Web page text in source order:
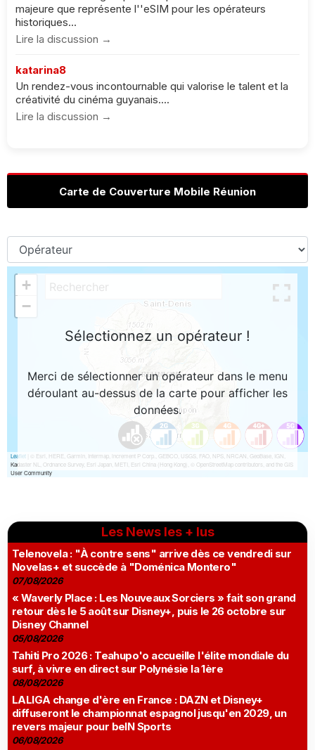
majeure que représente l''eSIM pour les opérateurs
historiques...
Lire la discussion →
katarina8
Un rendez-vous incontournable qui valorise le talent et la
créativité du cinéma guyanais....
Lire la discussion →
Carte de Couverture Mobile Réunion
Les News les + lus
Telenovela : "À contre sens" arrive dès ce vendredi sur
Novelas+ et succède à "Doménica Montero"
07/08/2026
« Waverly Place : Les Nouveaux Sorciers » fait son grand
retour dès le 5 août sur Disney+, puis le 26 octobre sur
Disney Channel
05/08/2026
Tahiti Pro 2026 : Teahupo'o accueille l'élite mondiale du
surf, à vivre en direct sur Polynésie la 1ère
08/08/2026
LALIGA change d'ère en France : DAZN et Disney+
diffuseront le championnat espagnol jusqu'en 2029, un
revers majeur pour beIN Sports
06/08/2026